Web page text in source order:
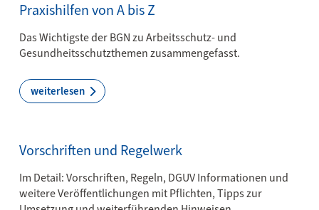
Praxishilfen von A bis Z
Das Wichtigste der BGN zu Arbeitsschutz- und
Gesundheitsschutzthemen zusammengefasst.
weiterlesen
Vorschriften und Regelwerk
Im Detail: Vorschriften, Regeln, DGUV Informationen und
weitere Veröffentlichungen mit Pflichten, Tipps zur